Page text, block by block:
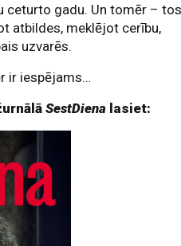
ceturto gadu. Un tomēr – tos
atbildes, meklējot cerību,
uzvarēs.
ir iespējams…
SestDiena lasiet: